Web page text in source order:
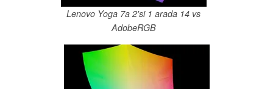
Lenovo Yoga 7a 2'si 1 arada 14 vs
AdobeRGB